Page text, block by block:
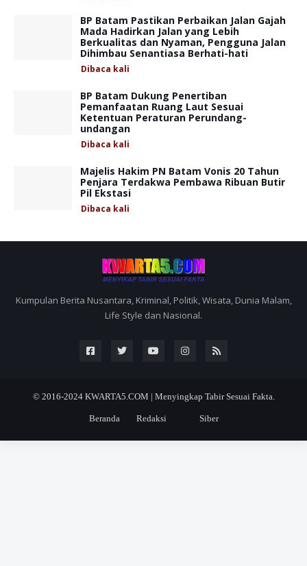
BP Batam Pastikan Perbaikan Jalan Gajah
Mada Hadirkan Jalan yang Lebih
Berkualitas dan Nyaman, Pengguna Jalan
Dihimbau Senantiasa Berhati-hati
Dibaca kali
BP Batam Dukung Penertiban
Pemanfaatan Ruang Laut Sesuai
Ketentuan Peraturan Perundang-
undangan
Dibaca kali
Majelis Hakim PN Batam Vonis 20 Tahun
Penjara Terdakwa Pembawa Ribuan Butir
Pil Ekstasi
Dibaca kali
Kumpulan Berita Nusantara, Kriminal, Politik, Wisata, Dunia Malam,
Life Style dan Nasional.
© 2016-2024 KWARTA5.COM | Menyingkap Tabir Sesuai Fakta.
Beranda Redaksi Siber